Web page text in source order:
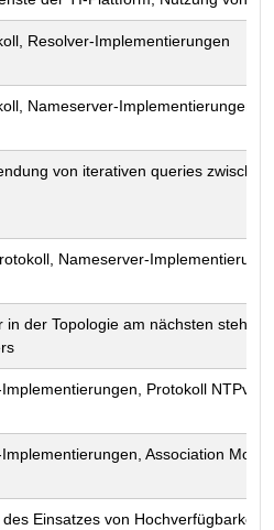
Resolver-Implementierungen
Nameserver-Implementierungen
von iterativen queries
Nameserver-
in der Topologie am nächsten
Protokoll NTPv4
Association Mode
Einsatzes von